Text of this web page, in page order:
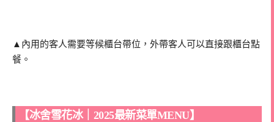
▲內用的客人需要等候櫃台帶位，外帶客人可以直接跟櫃台點
餐。
【冰舍雪花冰｜2025最新菜單MENU】